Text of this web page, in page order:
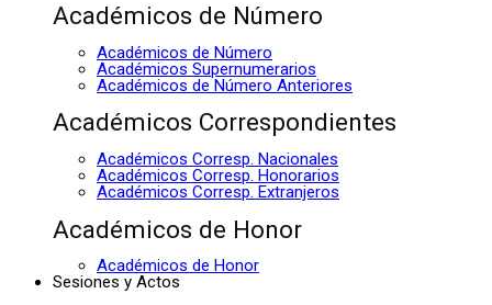
Académicos de Número
Académicos de Número
Académicos Supernumerarios
Académicos de Número Anteriores
Académicos Correspondientes
Académicos Corresp. Nacionales
Académicos Corresp. Honorarios
Académicos Corresp. Extranjeros
Académicos de Honor
Académicos de Honor
Sesiones y Actos